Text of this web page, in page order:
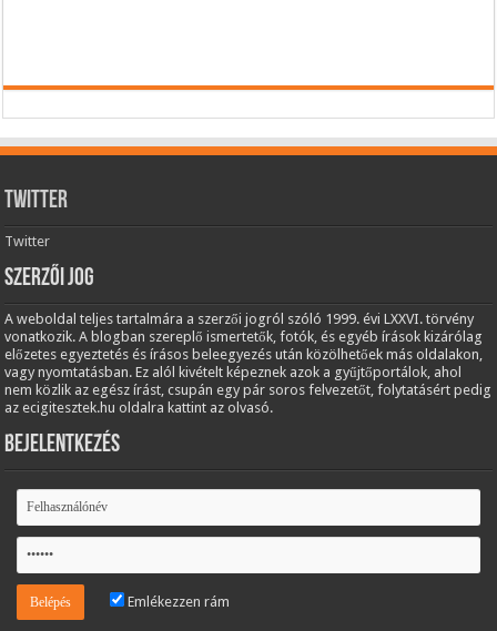
Twitter
Twitter
Szerzői jog
A weboldal teljes tartalmára a szerzői jogról szóló 1999. évi LXXVI. törvény
vonatkozik. A blogban szereplő ismertetők, fotók, és egyéb írások kizárólag
előzetes egyeztetés és írásos beleegyezés után közölhetőek más oldalakon,
vagy nyomtatásban. Ez alól kivételt képeznek azok a gyűjtőportálok, ahol
nem közlik az egész írást, csupán egy pár soros felvezetőt, folytatásért pedig
az ecigitesztek.hu oldalra kattint az olvasó.
Bejelentkezés
Emlékezzen rám